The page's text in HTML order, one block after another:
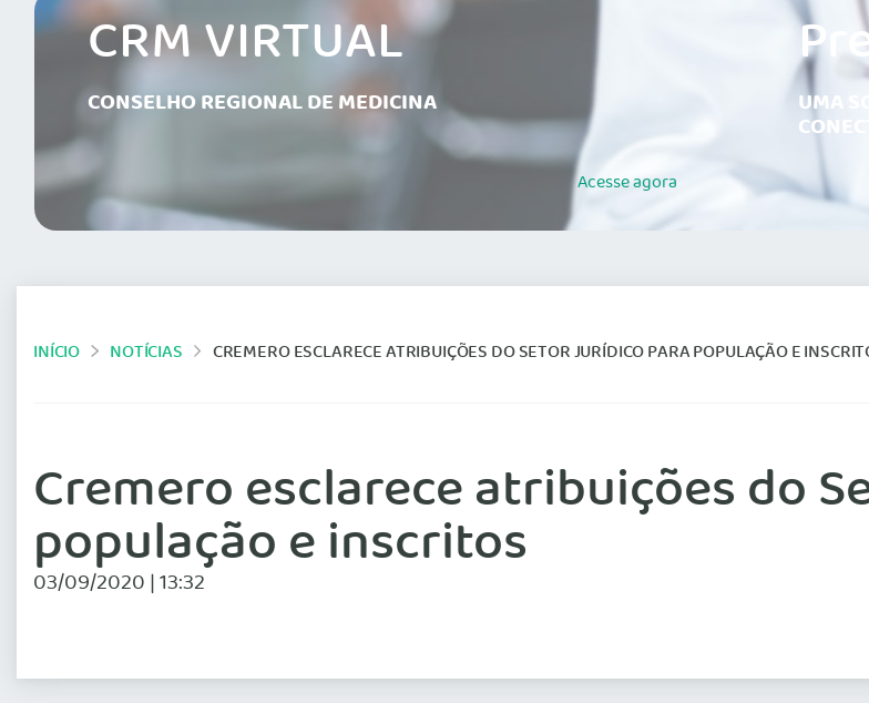
CRM VIRTUAL
CONSELHO REGIONAL DE MEDICINA
Acesseagora
UMA
INÍCIO NOTÍCIAS CREMERO ESCLARECE ATRIBUIÇÕES DO SETOR JURÍDICO PARA POPULAÇÃO E
Cremero esclarece atribuições do
população e inscritos
03/09/2020 | 13:32